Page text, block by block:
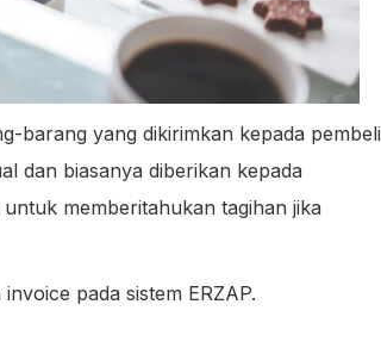
barang yang dikirimkan kepada pembeli
dan biasanya diberikan kepada
memberitahukan tagihan jika
pada sistem ERZAP.